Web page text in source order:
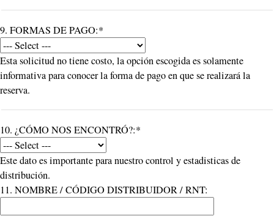
9. FORMAS DE PAGO:*
Esta solicitud no tiene costo, la opción escogida es solamente
informativa para conocer la forma de pago en que se realizará la
reserva.
10. ¿CÓMO NOS ENCONTRÓ?:*
Este dato es importante para nuestro control y estadisticas de
distribución.
11. NOMBRE / CÓDIGO DISTRIBUIDOR / RNT: